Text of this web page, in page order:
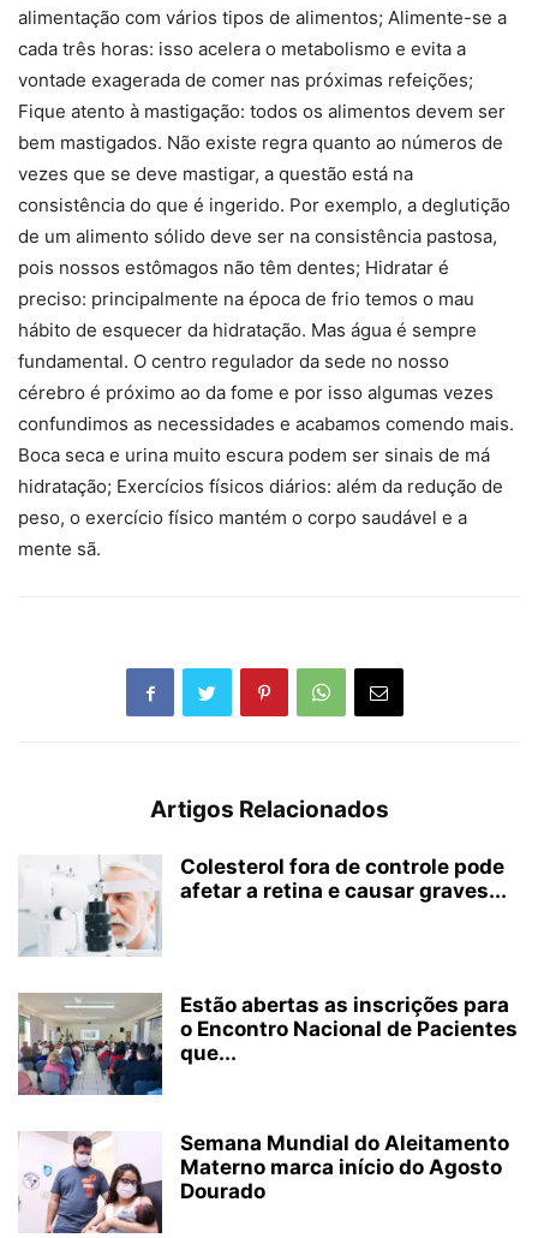
alimentação com vários tipos de alimentos; Alimente-se a
cada três horas: isso acelera o metabolismo e evita a
vontade exagerada de comer nas próximas refeições;
Fique atento à mastigação: todos os alimentos devem ser
bem mastigados. Não existe regra quanto ao números de
vezes que se deve mastigar, a questão está na
consistência do que é ingerido. Por exemplo, a deglutição
de um alimento sólido deve ser na consistência pastosa,
pois nossos estômagos não têm dentes; Hidratar é
preciso: principalmente na época de frio temos o mau
hábito de esquecer da hidratação. Mas água é sempre
fundamental. O centro regulador da sede no nosso
cérebro é próximo ao da fome e por isso algumas vezes
confundimos as necessidades e acabamos comendo mais.
Boca seca e urina muito escura podem ser sinais de má
hidratação; Exercícios físicos diários: além da redução de
peso, o exercício físico mantém o corpo saudável e a
mente sã.
Artigos Relacionados
Colesterol fora de controle pode
afetar a retina e causar graves...
Estão abertas as inscrições para
o Encontro Nacional de Pacientes
que...
Semana Mundial do Aleitamento
Materno marca início do Agosto
Dourado